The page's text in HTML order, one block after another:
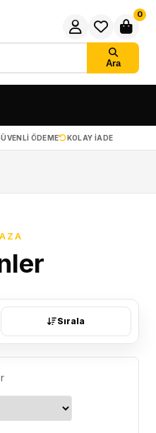
Ara
0
ÖDEME KOLAY IADE
Sırala